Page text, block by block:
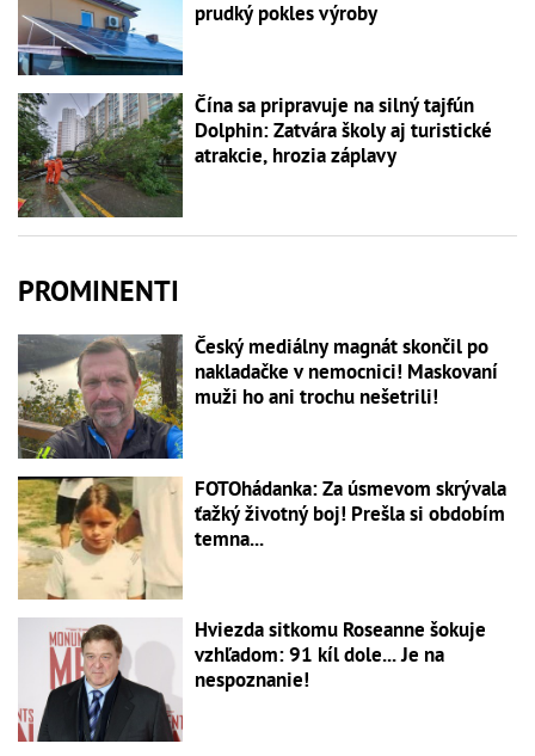
prudký pokles výroby
Čína sa pripravuje na silný tajfún
Dolphin: Zatvára školy aj turistické
atrakcie, hrozia záplavy
PROMINENTI
Český mediálny magnát skončil po
nakladačke v nemocnici! Maskovaní
muži ho ani trochu nešetrili!
FOTOhádanka: Za úsmevom skrývala
ťažký životný boj! Prešla si obdobím
temna...
Hviezda sitkomu Roseanne šokuje
vzhľadom: 91 kíl dole... Je na
nespoznanie!